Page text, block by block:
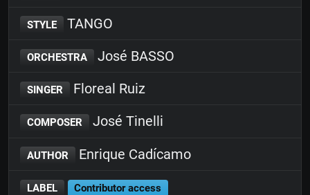
STYLE TANGO
ORCHESTRA José BASSO
SINGER Floreal Ruiz
COMPOSER José Tinelli
AUTHOR Enrique Cadícamo
LABEL Contributor access